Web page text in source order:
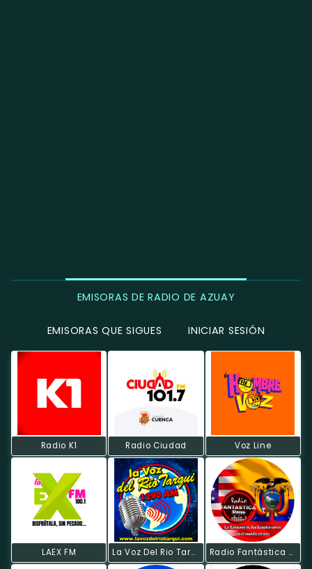
EMISORAS DE RADIO DE AZUAY
EMISORAS QUE SIGUES INICIAR SESIÓN
Radio K1 Radio Ciudad Voz Line
LAEX FM La Voz Del Rio Tarqui Radio Fantástica Estéreo